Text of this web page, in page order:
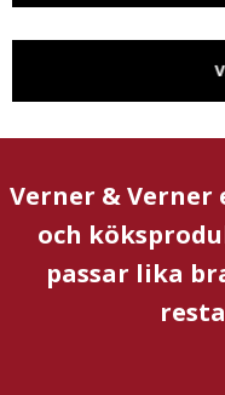
Verner &
och
passar lika